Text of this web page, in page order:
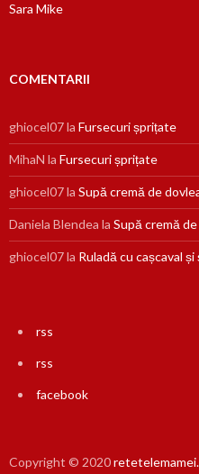
Sara Mike
COMENTARII
ghiocel07la Fursecuri șprițate
MihaN la Fursecuri șprițate
ghiocel07la Supă cremă de
Daniela Blendea la Supă cremă
ghiocel07la Ruladă cu cașcaval și
rss
rss
facebook
Copyright © 2020